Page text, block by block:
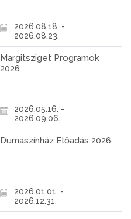
2026.08.18. -
2026.08.23.
Margitsziget Programok
2026
2026.05.16. -
2026.09.06.
Dumaszínház Előadás 2026
2026.01.01. -
2026.12.31.